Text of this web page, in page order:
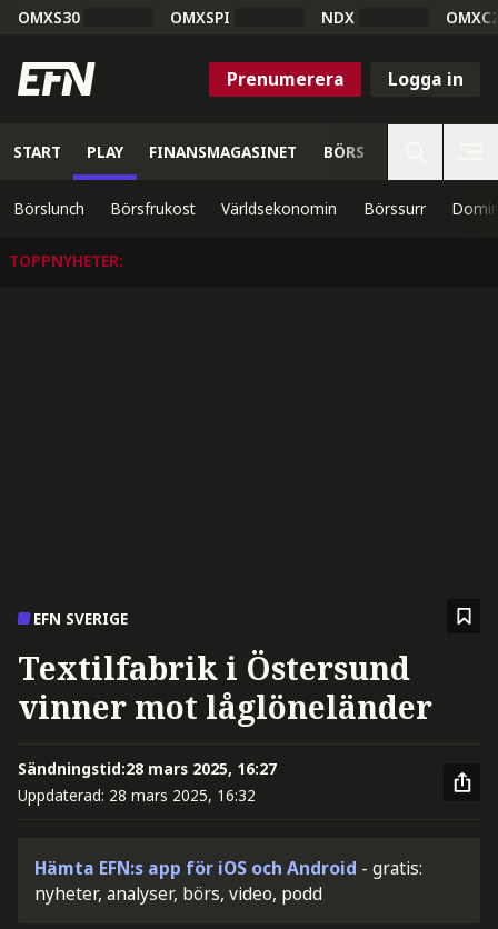
OMXS30 OMXSPI NDX
Prenumerera Logga in
START PLAY FINANSMAGASINET BÖRS
Börslunch Börsfrukost Världsekonomin Börssurr
TOPPNYHETER:
EFN SVERIGE
Textilfabrik i Östersund
vinner mot låglöneländer
Sändningstid:28 mars 2025, 16:27
Uppdaterad: 28 mars 2025, 16:32
Hämta EFN:s app för iOS och Android - gratis:
nyheter, analyser, börs, video, podd